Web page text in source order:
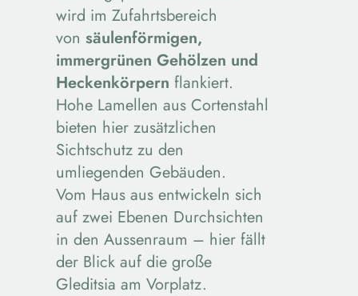
wird im Zufahrtsbereich
von säulenförmigen,
immergrünen Gehölzen und
Heckenkörpern flankiert.
Hohe Lamellen aus Cortenstahl
bieten hier zusätzlichen
Sichtschutz zu den
umliegenden Gebäuden.
Vom Haus aus entwickeln sich
auf zwei Ebenen Durchsichten
in den Aussenraum – hier fällt
der Blick auf die große
Gleditsia am Vorplatz.